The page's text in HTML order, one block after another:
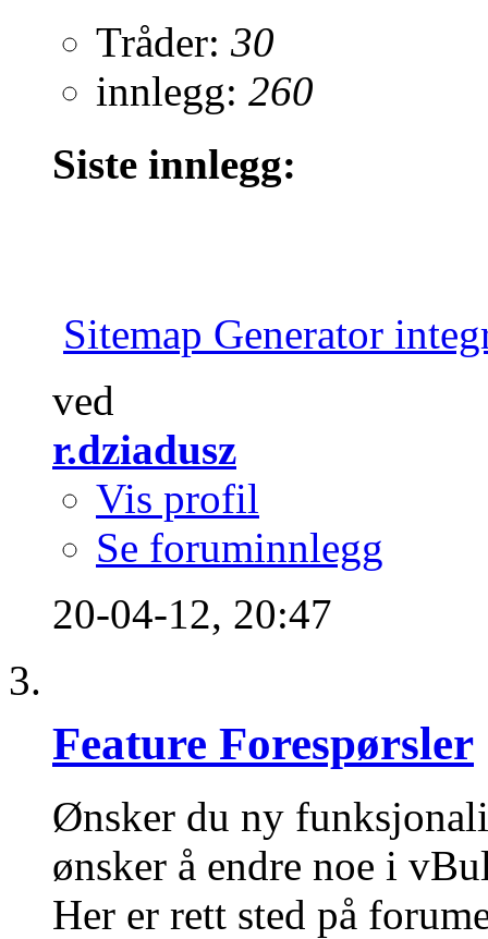
Tråder: 30
innlegg: 260
Siste innlegg:
Sitemap Generator
ved
r.dziadusz
Vis profil
Se foruminnlegg
20-04-12, 20:47
Feature Forespørsler
Ønsker du ny
ønsker å endre noe i
Her er rett sted på